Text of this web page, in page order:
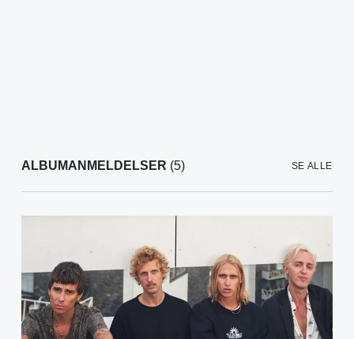
ALBUMANMELDELSER (5) SE ALLE